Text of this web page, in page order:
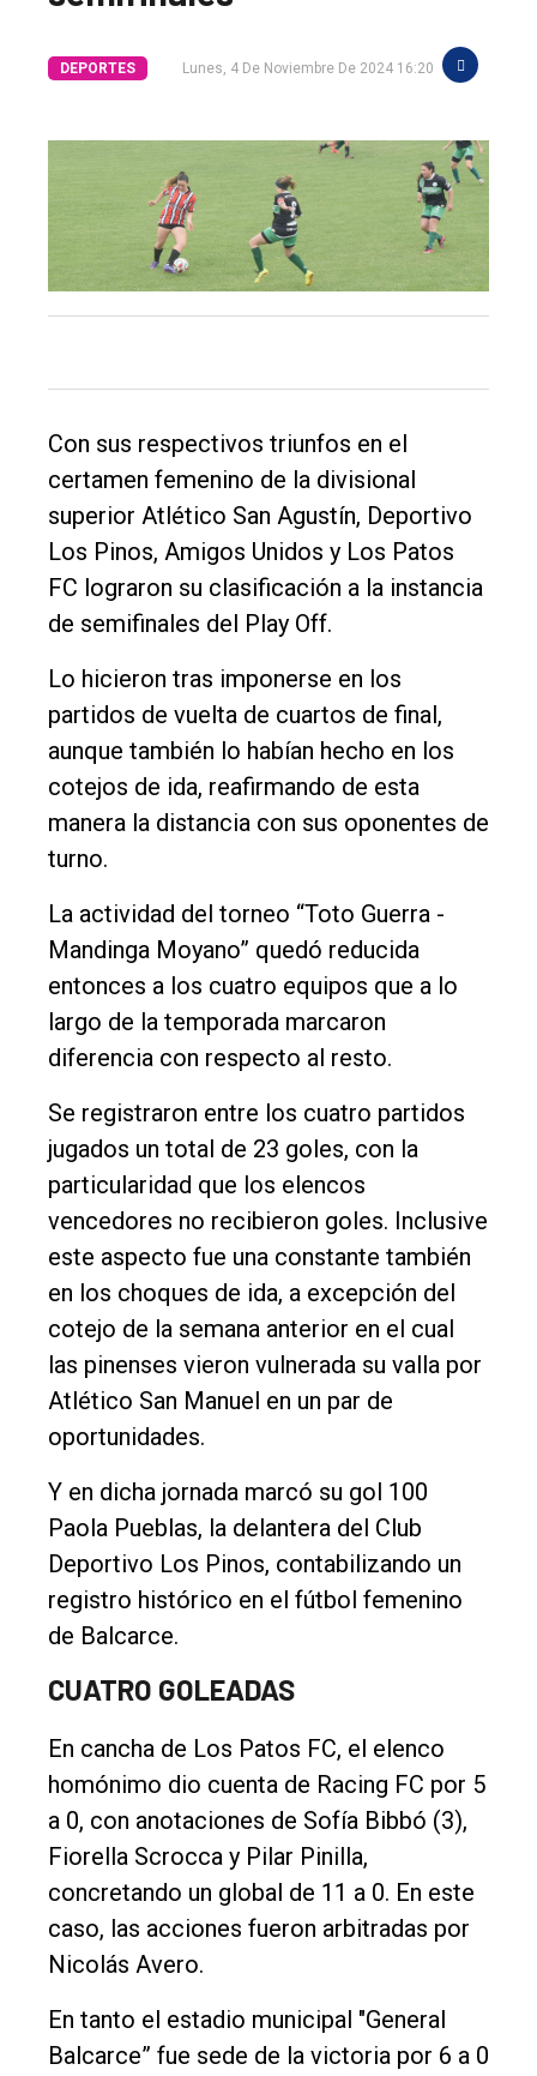
único
DIARIO
Balcarce
Inicio
Tendencia
Int.
General
Política
Cultura
Rural
Deportes
Fúnebres
Edición
Empresa
Nosotros
Contacto
DEPORTES Lunes, 4 De Noviembre De 2024 16:20
Con sus respectivos triunfos en el
certamen femenino de la divisional
superior Atlético San Agustín, Deportivo
Los Pinos, Amigos Unidos y Los Patos
FC lograron su clasificación a la instancia
de semifinales del Play Off.
Lo hicieron tras imponerse en los
partidos de vuelta de cuartos de final,
aunque también lo habían hecho en los
cotejos de ida, reafirmando de esta
manera la distancia con sus oponentes de
turno.
La actividad del torneo “Toto Guerra -
Mandinga Moyano” quedó reducida
entonces a los cuatro equipos que a lo
largo de la temporada marcaron
diferencia con respecto al resto.
Se registraron entre los cuatro partidos
jugados un total de 23 goles, con la
particularidad que los elencos
vencedores no recibieron goles. Inclusive
este aspecto fue una constante también
en los choques de ida, a excepción del
cotejo de la semana anterior en el cual
las pinenses vieron vulnerada su valla por
Atlético San Manuel en un par de
oportunidades.
Y en dicha jornada marcó su gol 100
Paola Pueblas, la delantera del Club
Deportivo Los Pinos, contabilizando un
registro histórico en el fútbol femenino
de Balcarce.
CUATRO GOLEADAS
En cancha de Los Patos FC, el elenco
homónimo dio cuenta de Racing FC por 5
a 0, con anotaciones de Sofía Bibbó (3),
Fiorella Scrocca y Pilar Pinilla,
concretando un global de 11 a 0. En este
caso, las acciones fueron arbitradas por
Nicolás Avero.
En tanto el estadio municipal "General
Balcarce” fue sede de la victoria por 6 a 0